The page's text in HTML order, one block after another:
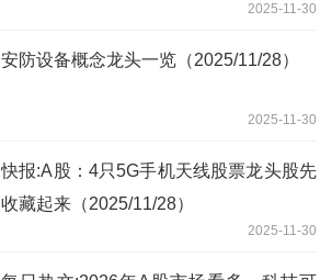
2025-11-30
安防设备概念龙头一览（2025/11/28）
2025-11-30
快报:A股：4只5G手机天线股票龙头股先
收藏起来（2025/11/28）
2025-11-30